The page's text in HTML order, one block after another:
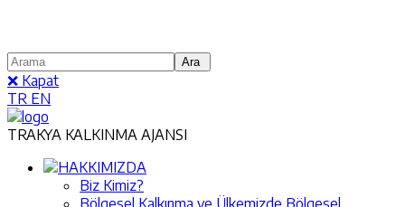
❌ Kapat
TR EN
TRAKYA KALKINMA AJANSI
HAKKIMIZDA
Biz Kimiz?
Bölgesel Kalkınma ve Ülkemizde Bölgesel